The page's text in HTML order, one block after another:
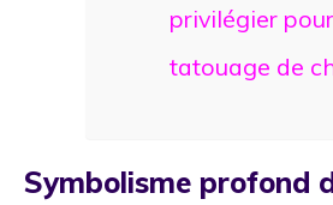
privilégier
tatouage de
Symbolisme profond